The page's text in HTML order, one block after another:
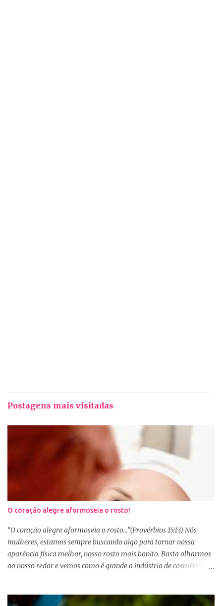
Postagens mais visitadas
O coração alegre aformoseia o rosto!
“O coração alegre aformoseia o rosto...”(Provérbios 15:13) Nós
mulheres, estamos sempre buscando algo para tornar nossa
aparência física melhor, nosso rosto mais bonito. Basta olharmos
ao nosso redor e vemos como é grande a indústria de cosméticos e
se maquiar e testam produtos. Não é errado gostar de se cuidar e